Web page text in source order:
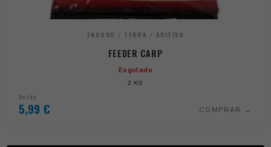
ENGODO / TERRA / ADITIVO
FEEDER CARP
Esgotado
2 KG
Desde
5,99 € COMPRAR